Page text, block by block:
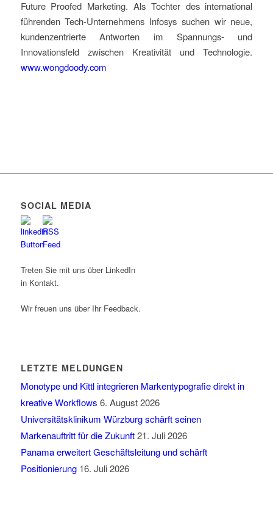
Future Proofed Marketing. Als Tochter des international
führenden Tech-Unternehmens Infosys suchen wir neue,
kundenzentrierte Antworten im Spannungs- und
Innovationsfeld zwischen Kreativität und Technologie.
www.wongdoody.com
SOCIAL MEDIA
Treten Sie mit uns über LinkedIn
in Kontakt.
Wir freuen uns über Ihr Feedback.
LETZTE MELDUNGEN
Monotype und Kittl integrieren Markentypografie direkt in
kreative Workflows 6. August 2026
Universitätsklinikum Würzburg schärft seinen
Markenauftritt für die Zukunft 21. Juli 2026
Panama erweitert Geschäftsleitung und schärft
Positionierung 16. Juli 2026